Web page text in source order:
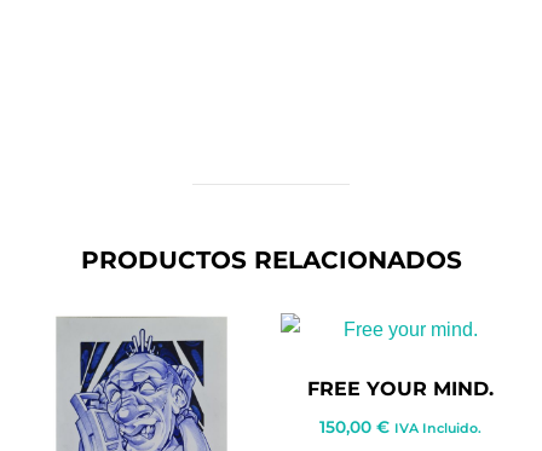
PRODUCTOS RELACIONADOS
FREE YOUR MIND.
150,00€ IVA Incluido.